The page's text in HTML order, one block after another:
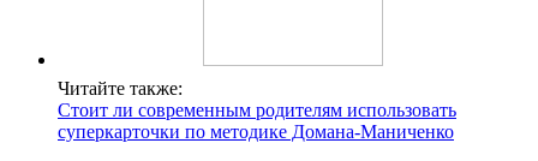
Читайте также:
Стоит ли современным родителям использовать
суперкарточки по методике Домана-Маниченко